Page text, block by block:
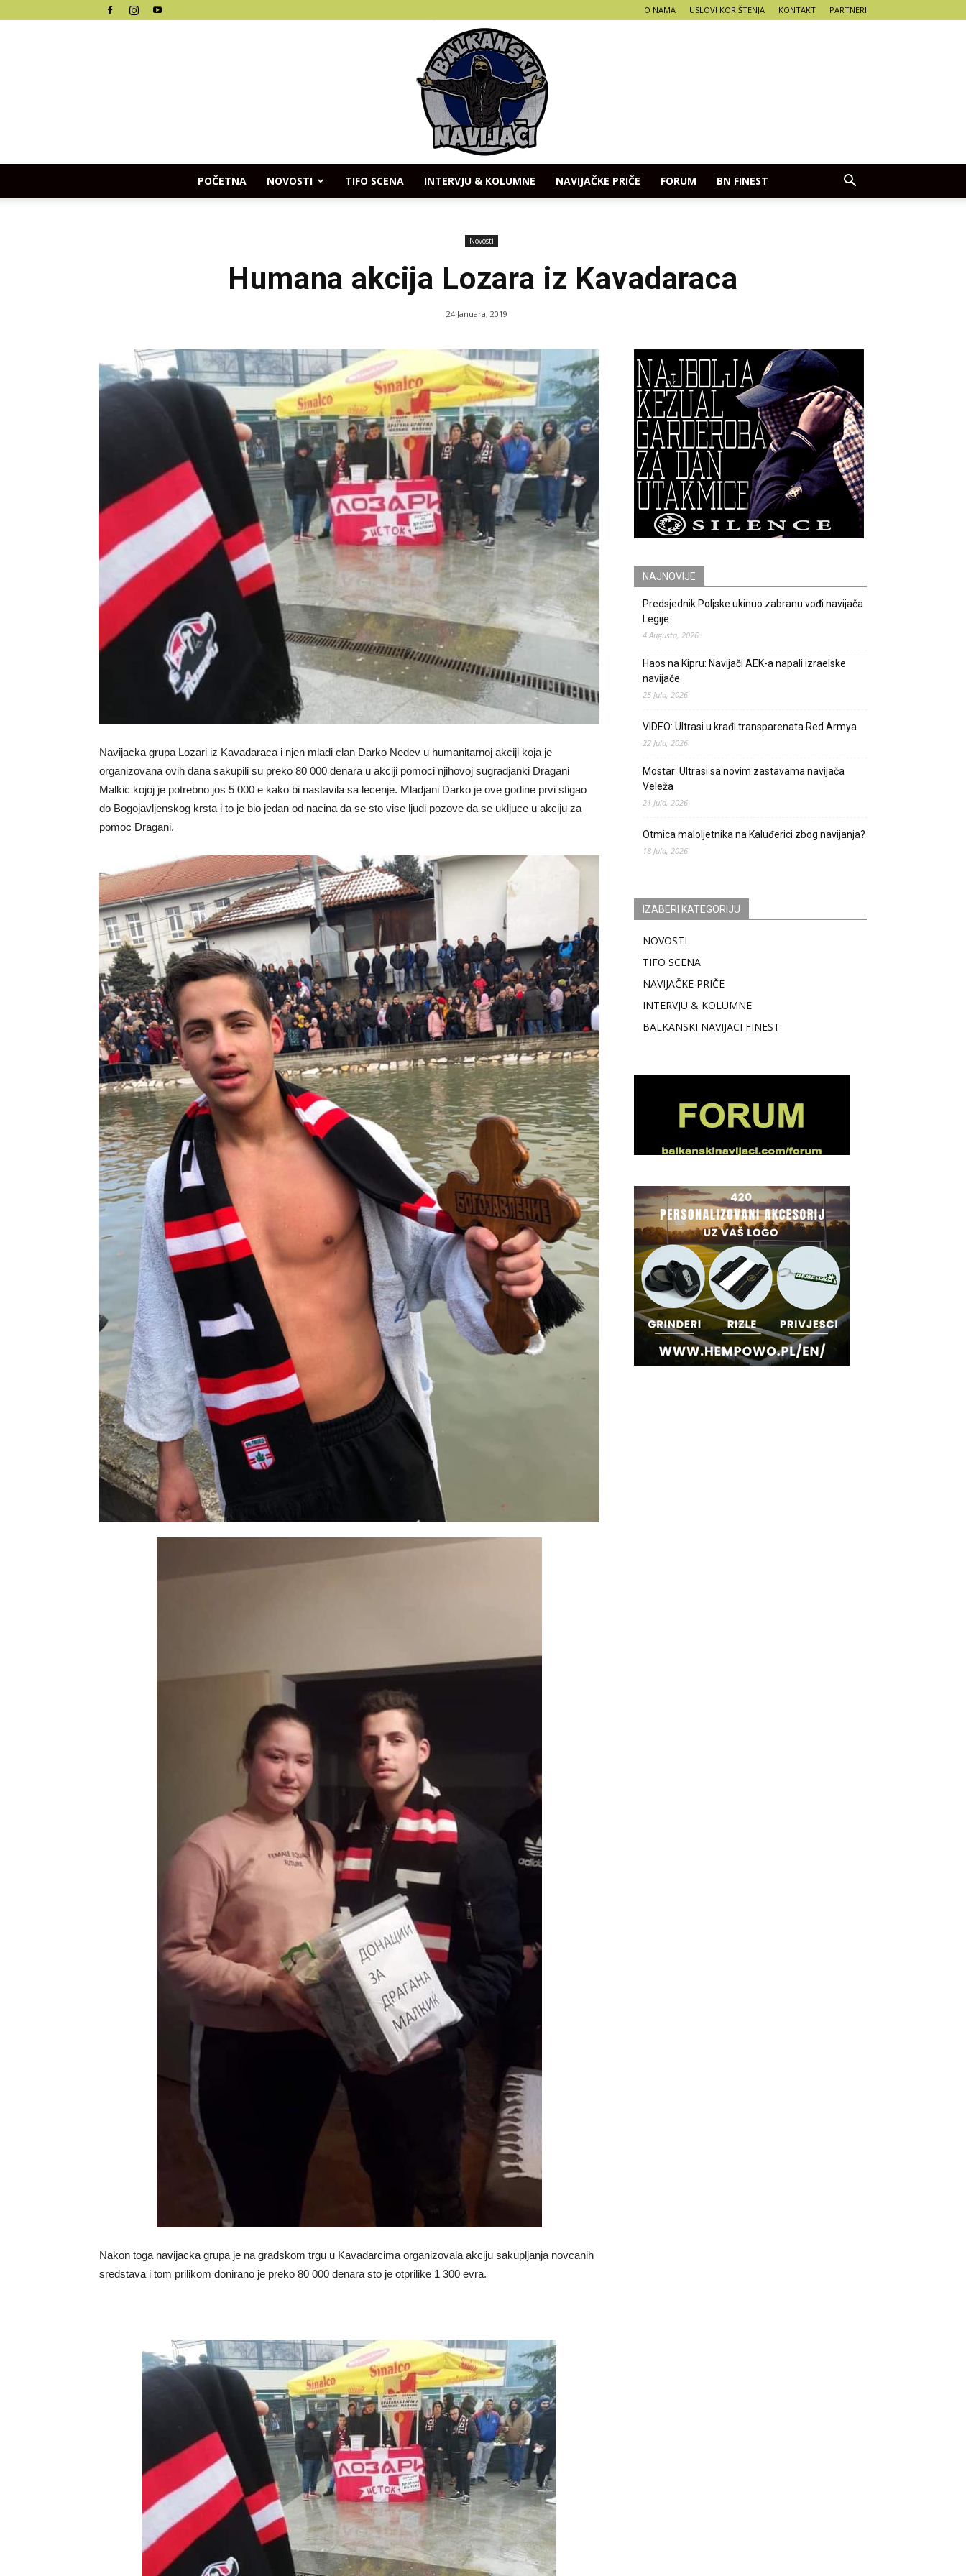
O NAMA USLOVI KORIŠTENJA KONTAKT PARTNERI
POČETNA NOVOSTI TIFO SCENA INTERVJU & KOLUMNE NAVIJAČKE PRIČE FORUM BN FINEST
Novosti
Humana akcija Lozara iz Kavadaraca
24 Januara, 2019
Navijacka grupa Lozari iz Kavadaraca i njen mladi clan Darko Nedev u humanitarnoj akciji koja je
organizovana ovih dana sakupili su preko 80 000 denara u akciji pomoci njihovoj sugradjanki Dragani
Malkic kojoj je potrebno jos 5 000 e kako bi nastavila sa lecenje. Mladjani Darko je ove godine prvi stigao
do Bogojavljenskog krsta i to je bio jedan od nacina da se sto vise ljudi pozove da se ukljuce u akciju za
pomoc Dragani.
Nakon toga navijacka grupa je na gradskom trgu u Kavadarcima organizovala akciju sakupljanja novcanih
sredstava i tom prilikom donirano je preko 80 000 denara sto je otprilike 1 300 evra.
NAJNOVIJE
Predsjednik Poljske ukinuo zabranu vođi navijača
Legije
4 Augusta, 2026
Haos na Kipru: Navijači AEK-a napali izraelske
navijače
25 Jula, 2026
VIDEO: Ultrasi u krađi transparenata Red Armya
22 Jula, 2026
Mostar: Ultrasi sa novim zastavama navijača
Veleža
21 Jula, 2026
Otmica maloljetnika na Kaluđerici zbog navijanja?
18 Jula, 2026
IZABERI KATEGORIJU
NOVOSTI
TIFO SCENA
NAVIJAČKE PRIČE
INTERVJU & KOLUMNE
BALKANSKI NAVIJACI FINEST